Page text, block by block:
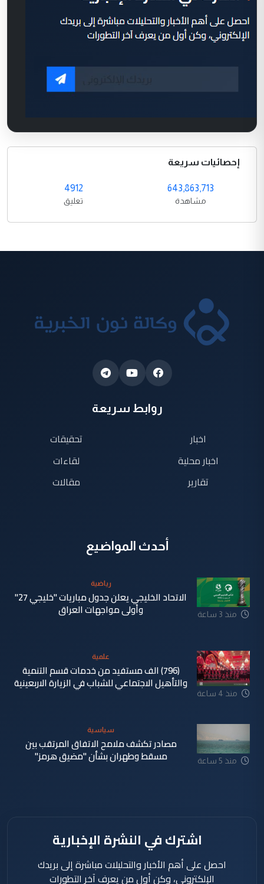
إحصائيات سريعة
643,863,713
مشاهدة
4912
تعليق
روابط سريعة
اخبار
اخبار محلية
تقارير
تحقيقات
لقاءات
مقالات
أحدث المواضيع
منذ 3 ساعة
رياضية
الاتحاد الخليجي يعلن جدول مباريات "خليجي 27"
وأولى مواجهات العراق
منذ 4 ساعة
علمية
(796) الف مستفيد من خدمات قسم التنمية
والتأهيل الاجتماعي للشباب في الزيارة الاربعينية
منذ 5 ساعة
سياسية
مصادر تكشف ملامح الاتفاق المرتقب بين
مسقط وطهران بشأن "مضيق هرمز"
اشترك في النشرة الإخبارية
احصل على أهم الأخبار والتحليلات مباشرة إلى بريدك
الإلكتروني، وكن أول من يعرف آخر التطورات